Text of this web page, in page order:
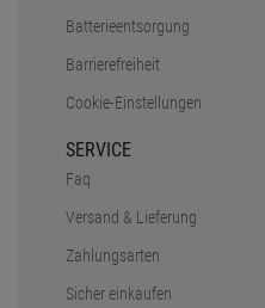
Batterieentsorgung
Barrierefreiheit
Cookie-Einstellungen
SERVICE
Faq
Versand & Lieferung
Zahlungsarten
Sicher einkaufen